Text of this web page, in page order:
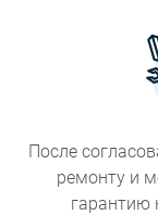
После
ремонту и
гарантию